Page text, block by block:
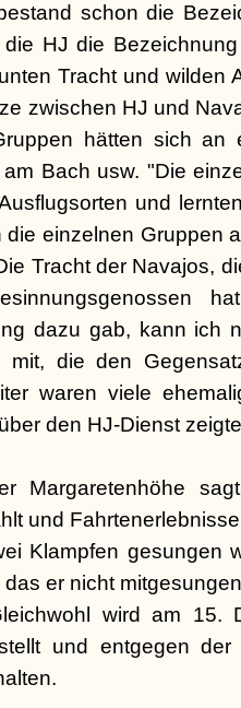
schon die
HJ die
Tracht und wilden
zwischen HJ und
hätten sich an
Bach usw. "Die
und
einzelnen Gruppen
Tracht der Navajos,
dazu gab, kann ich
mit, die den
waren viele
den HJ-Dienst
Margaretenhöhe
und
Klampfen gesungen
er nicht
wird am 15.
und entgegen